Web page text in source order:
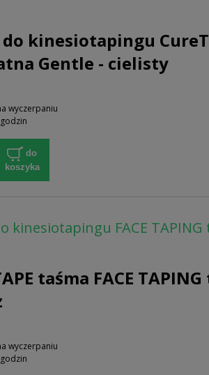
do kinesiotapingu
Gentle - cielisty
wyczerpaniu
do
koszyka
kinesiotapingu FACE
taśma FACE
wyczerpaniu